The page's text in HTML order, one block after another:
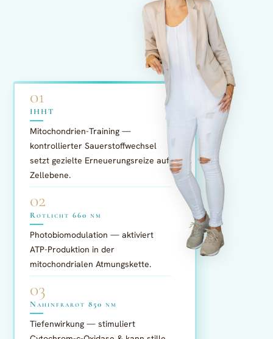
01
IHHT
Mitochondrien-Training —
kontrollierter Sauerstoffwechsel
setzt gezielte Erneuerungsreize auf
Zellebene.
02
Rotlicht 660 nm
Photobiomodulation — aktiviert
ATP-Produktion in der
mitochondrialen Atmungskette.
03
Nahinfrarot 850 nm
Tiefenwirkung — stimuliert